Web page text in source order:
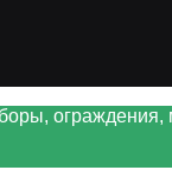
ограждения,